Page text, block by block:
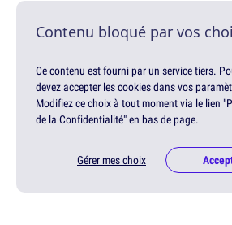
Contenu bloqué par vos
Ce contenu est fourni par un service tiers.
devez accepter les cookies dans vos
Modifiez ce choix à tout moment via le lien
de la Confidentialité" en bas de page.
Gérer mes choix